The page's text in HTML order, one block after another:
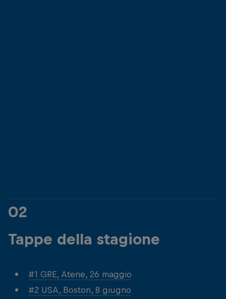
02
Tappe della stagione
#1 GRE, Atene, 26 maggio
#2 USA, Boston, 8 giugno